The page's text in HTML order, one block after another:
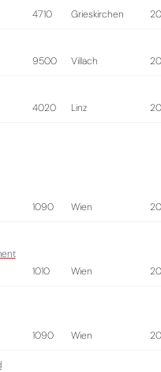
4710 Grieskirchen
9500 Villach
4020 Linz
1090 Wien
1010 Wien
1090 Wien